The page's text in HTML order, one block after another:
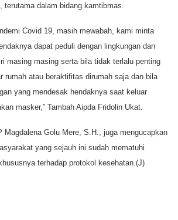
terutama dalam bidang kamtibmas.
Covid 19, masih mewabah, kami minta
dapat peduli dengan lingkungan dan
masing masing serta bila tidak terlalu penting
rumah atau beraktifitas dirumah saja dan bila
yang mendesak hendaknya saat keluar
masker,” Tambah Aipda Fridolin Ukat.
Magdalena Golu Mere, S.H., juga mengucapkan
yang sejauh ini sudah mematuhi
terhadap protokol kesehatan.(J)